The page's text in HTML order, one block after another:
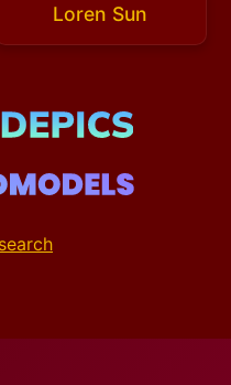
Loren Sun